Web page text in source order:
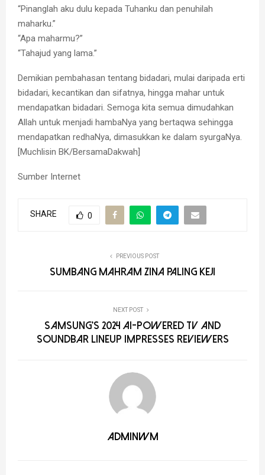
“Pinanglah aku dulu kepada Tuhanku dan penuhilah
maharku.”
“Apa maharmu?”
“Tahajud yang lama.”
Demikian pembahasan tentang bidadari, mulai daripada erti
bidadari, kecantikan dan sifatnya, hingga mahar untuk
mendapatkan bidadari. Semoga kita semua dimudahkan
Allah untuk menjadi hambaNya yang bertaqwa sehingga
mendapatkan redhaNya, dimasukkan ke dalam syurgaNya.
[Muchlisin BK/BersamaDakwah]
Sumber Internet
SHARE 0
PREVIOUS POST
SUMBANG MAHRAM ZINA PALING KEJI
NEXT POST
Samsung’s 2024 AI-Powered TV and
Soundbar Lineup Impresses Reviewers
adminwm